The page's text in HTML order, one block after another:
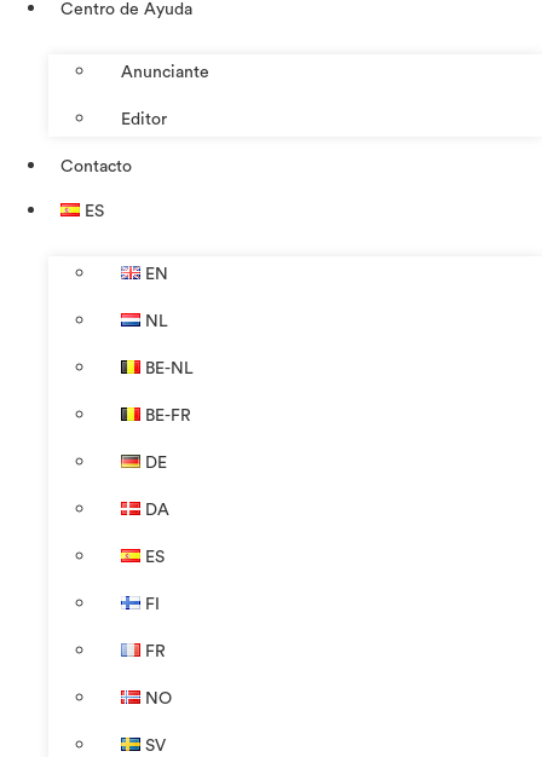
Centro de Ayuda
Anunciante
Editor
Contacto
ES
EN
NL
BE-NL
BE-FR
DE
DA
ES
FI
FR
NO
SV